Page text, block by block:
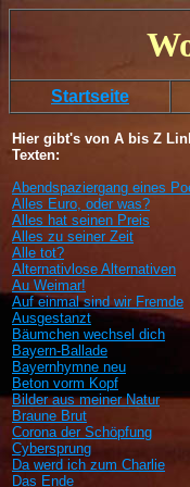
Startseite
Hier gibt's von A bis Z
Texten:
Abendspaziergang eines
Alles Euro, oder was?
Alles hat seinen Preis
Alles zu seiner Zeit
Alle tot?
Alternativlose Alternativen
Au Weimar!
Auf einmal sind wir Fremde
Ausgestanzt
Bäumchen wechsel dich
Bayern-Ballade
Bayernhymne neu
Beton vorm Kopf
Bilder aus meiner Natur
Braune Brut
Corona der Schöpfung
Cybersprung
Da werd ich zum Charlie
Das Ende